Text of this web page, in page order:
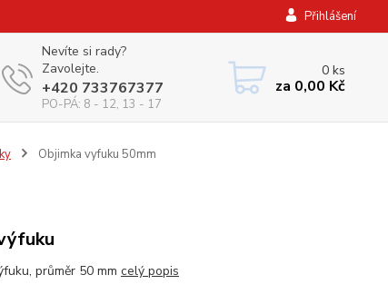
Přihlášení
Nevíte si rady?
Zavolejte.
+420 733767377
PO-PÁ: 8 - 12, 13 - 17
0 ks
za 0,00 Kč
Objimka vyfuku 50mm
průměr 50 mm celý popis